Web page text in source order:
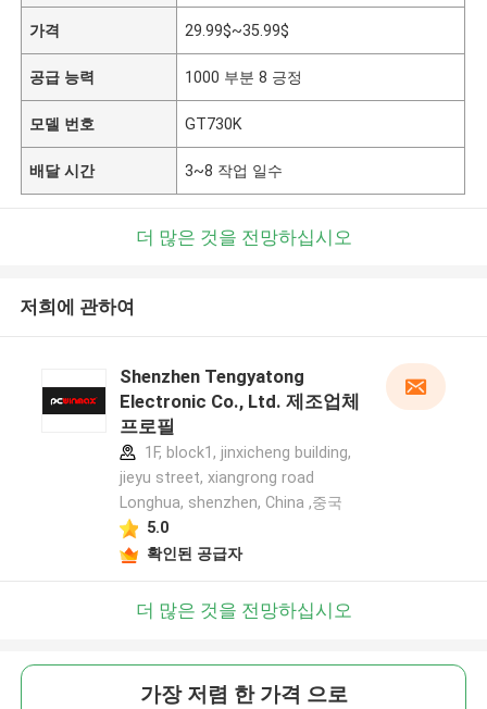
가격 29.99$~35.99$
공급 능력 1000 부분 8 긍정
모델 번호 GT730K
배달 시간 3~8 작업 일수
더 많은 것을 전망하십시오
저희에 관하여
Shenzhen Tengyatong
Electronic Co., Ltd. 제조업체
프로필
1F, block1, jinxicheng building,
jieyu street, xiangrong road
Longhua, shenzhen, China ,중국
5.0
확인된 공급자
더 많은 것을 전망하십시오
가장 저렴 한 가격 으로